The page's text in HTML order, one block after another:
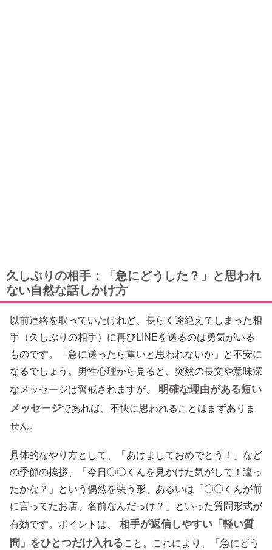
久しぶりの相手：「急にどうした？」と思われ
ない自然な話しかけ方
以前連絡を取っていたけれど、長らく途絶えてしまった相
手（久しぶりの相手）に再びLINEを送るのは勇気がいる
ものです。「急に送ったら重いと思われないか」と不安に
なるでしょう。男性心理から見ると、突然の長文や意味深
なメッセージは警戒されますが、
明確な理由がある短い
メッセージであれば、不快に思われることはまずありま
せん。
具体的なやり方として、「あけましておめでとう！」など
の季節の挨拶、「今日〇〇くんを見かけた気がして！違っ
たかな？」という偶然を装う形、あるいは「〇〇くんが前
に言ってたお店、名前なんだっけ？」といった質問形式が
有効です。ポイントは、
相手が返信しやすい「軽い質
問」をひとつだけ入れること。これにより、「急にどう